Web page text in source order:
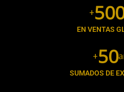
+
EN VENTAS
+50
SUMADOS DE